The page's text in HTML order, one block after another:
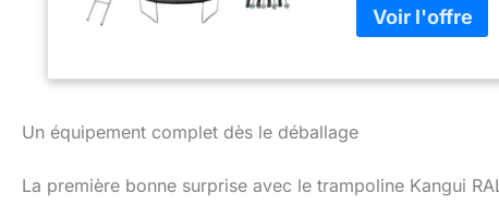
Un équipement complet dès le déballage
La première bonne surprise avec le trampoline Kangui